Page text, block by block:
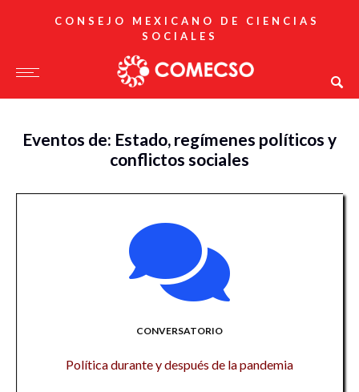
CONSEJO MEXICANO DE CIENCIAS
SOCIALES
Eventos de: Estado, regímenes políticos y
conflictos sociales
CONVERSATORIO
Política durante y después de la pandemia